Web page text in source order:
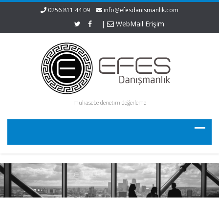
0256 811 44 09 info@efesdanismanlik.com
| WebMail Erişim
muhasebe denetim değerleme